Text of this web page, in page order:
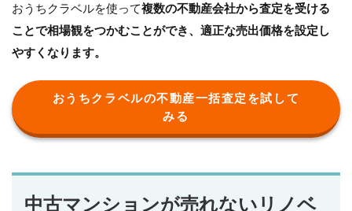
おうちクラベルを使って複数の不動産会社から査定を受ける
ことで相場観をつかむことができ、適正な売出価格を設定し
やすくなります。
おうちクラベルの不動産一括査定を試して
みる
中古マンションが売れないリノベ